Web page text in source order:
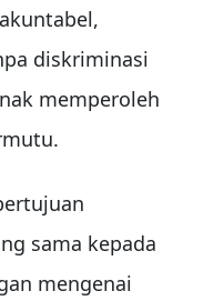
diskriminasi
memperoleh
sama kepada
mengenai